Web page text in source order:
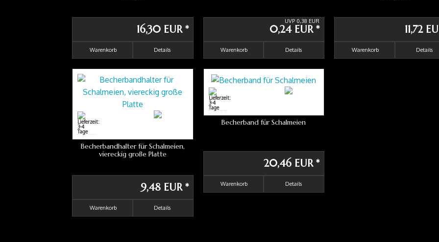
16,30 EUR*
Warenkorb Details
UVP 0,38 EUR
0,24 EUR*
Warenkorb Details
11,72
Warenkorb Details
Becherbandhalter für Schalmeien,
viereckig große Platte
9,48 EUR*
Warenkorb Details
Becherband für Schalmeien
20,46 EUR*
Warenkorb Details